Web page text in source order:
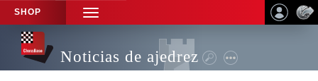
SHOP
TOGGLE
NAVIGATION
Noticias de ajedrez